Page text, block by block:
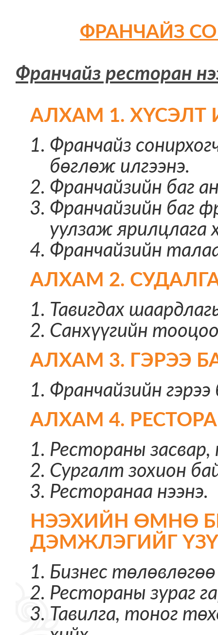
ФРАНЧАЙЗ
Франчайз ресторан
АЛХАМ 1. ХҮСЭЛТ
Франчайз
бөглөж илгээнэ.
Франчайзийн баг
Франчайзийн баг
уулзаж ярилцлага
Франчайзийн
АЛХАМ 2.
Тавигдах
Санхүүгийн
АЛХАМ 3. ГЭРЭЭ
Франчайзийн гэрээ
АЛХАМ 4.
Рестораны
Сургалт зохион
Ресторанаа нээнэ.
НЭЭХИЙН ӨМНӨ
ДЭМЖЛЭГИЙГ
Бизнес
Рестораны зураг
Тавилга, тоног